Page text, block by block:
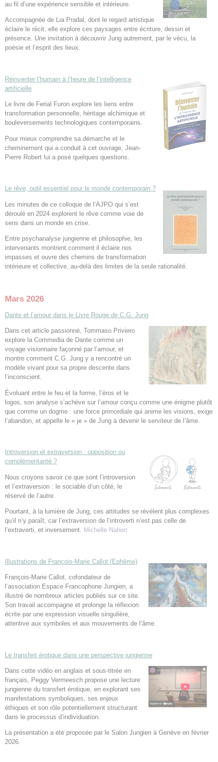
au fil d’une expérience sensible et intérieure.
Accompagnée de Lia Pradal, dont le regard artistique
éclaire le récit, elle explore ces paysages entre écriture, dessin et
présence. Une invitation à découvrir Jung autrement, par le vécu, la
poésie et l’esprit des lieux.
Réinventer l’humain à l’heure de l’intelligence
artificielle
Le livre de Ferial Furon explore les liens entre
transformation personnelle, héritage alchimique et
bouleversements technologiques contemporains.
Pour mieux comprendre sa démarche et le
cheminement qui a conduit à cet ouvrage, Jean-
Pierre Robert lui a posé quelques questions.
Le rêve, outil essentiel pour le monde contemporain ?
Les minutes de ce colloque de l’AJPO qui s’est
déroulé en 2024 explorent le rêve comme voie de
sens dans un monde en crise.
Entre psychanalyse jungienne et philosophie, les
intervenants montrent comment il éclaire nos
impasses et ouvre des chemins de transformation
intérieure et collective, au-delà des limites de la seule rationalité.
Mars 2026
Dante et l’amour dans le Livre Rouge de C.G. Jung
Dans cet article passionné, Tommaso Priviero
explore la Commedia de Dante comme un
voyage visionnaire façonné par l’amour, et
montre comment C.G. Jung y a rencontré un
modèle vivant pour sa propre descente dans
l’inconscient.
Évoluant entre le feu et la forme, l’éros et le
logos, son analyse s’achève sur l’amour conçu comme une énigme plutôt
que comme un dogme : une force primordiale qui anime les visions, exige
l’abandon, et appelle le « je » de Jung à devenir le serviteur de l’âme.
Introversion et extraversion : opposition ou
complémentarité ?
Nous croyons savoir ce que sont l’introversion
et l’extraversion : le sociable d’un côté, le
réservé de l’autre.
Pourtant, à la lumière de Jung, ces attitudes se révèlent plus complexes
qu’il n’y paraît, car l’extraversion de l’introverti n’est pas celle de
l’extraverti, et inversement. Michelle Nahon
Illustrations de François-Marie Callot (Ephême)
François-Marie Callot, cofondateur de
l’association Espace Francophone Jungien, a
illustré de nombreux articles publiés sur ce site.
Son travail accompagne et prolonge la réflexion
écrite par une expression visuelle singulière,
attentive aux symboles et aux mouvements de l’âme.
Le transfert érotique dans une perspective jungienne
Dans cette vidéo en anglais et sous-titrée en
français, Peggy Vermeesch propose une lecture
jungienne du transfert érotique, en explorant ses
manifestations symboliques, ses enjeux
éthiques et son rôle potentiellement structurant
dans le processus d’individuation.
La présentation a été proposée par le Salon Jungien à Genève en février
2026.